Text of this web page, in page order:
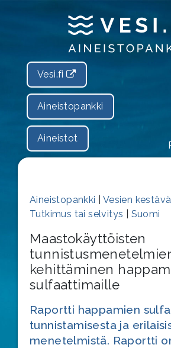
Vesi.fi
Aineistopankki
Aineistot
Aineistopankki Vesien
Tutkimus tai selvitys
Suomi
Maastokäyttöisten
kehittäminen
sulfaattimaille
Raportti happamien
tunnistamisesta ja
menetelmistä. Raportti